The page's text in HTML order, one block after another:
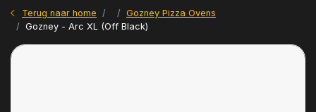
Terug naar home
Gozney Pizza Ovens
Gozney - Arc XL (Off Black)